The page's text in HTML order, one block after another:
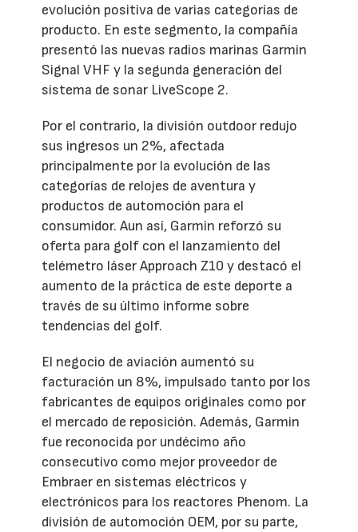
evolución positiva de varias categorías de
producto. En este segmento, la compañía
presentó las nuevas radios marinas Garmin
Signal VHF y la segunda generación del
sistema de sonar LiveScope 2.
Por el contrario, la división outdoor redujo
sus ingresos un 2%, afectada
principalmente por la evolución de las
categorías de relojes de aventura y
productos de automoción para el
consumidor. Aun así, Garmin reforzó su
oferta para golf con el lanzamiento del
telémetro láser Approach Z10 y destacó el
aumento de la práctica de este deporte a
través de su último informe sobre
tendencias del golf.
El negocio de aviación aumentó su
facturación un 8%, impulsado tanto por los
fabricantes de equipos originales como por
el mercado de reposición. Además, Garmin
fue reconocida por undécimo año
consecutivo como mejor proveedor de
Embraer en sistemas eléctricos y
electrónicos para los reactores Phenom. La
división de automoción OEM, por su parte,